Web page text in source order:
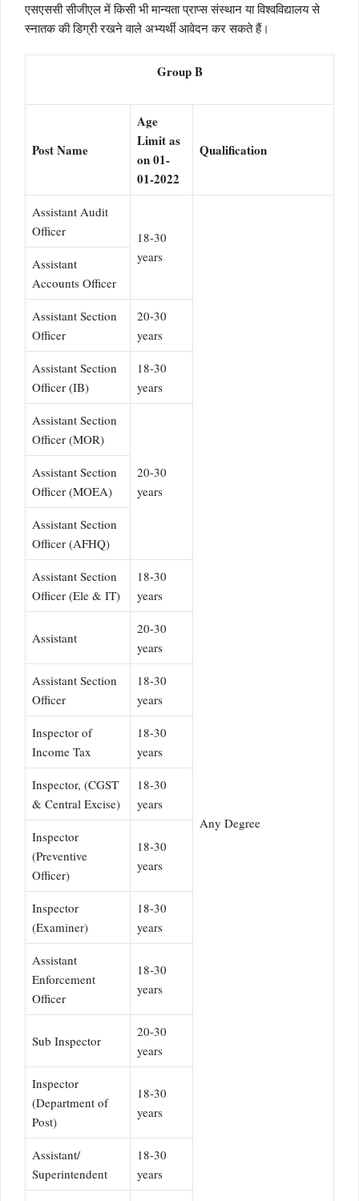
एसएससी सीजीएल में किसी भी मान्यता प्राप्स संस्थान या विश्वविद्यालय से
स्नातक की डिग्री रखने वाले अभ्यर्थी आवेदन कर सकते हैं।
Group B
Post Name
Age
Limit as
on 01-
01-2022
Qualification
Assistant Audit
Officer
18-30
years
Any Degree
Assistant
Accounts Officer
Assistant Section
Officer
20-30
years
Assistant Section
Officer (IB)
18-30
years
Assistant Section
Officer (MOR)
20-30
years
Assistant Section
Officer (MOEA)
Assistant Section
Officer (AFHQ)
Assistant Section
Officer (Ele & IT)
18-30
years
Assistant
20-30
years
Assistant Section
Officer
18-30
years
Inspector of
Income Tax
18-30
years
Inspector, (CGST
& Central Excise)
18-30
years
Inspector
(Preventive
Officer)
18-30
years
Inspector
(Examiner)
18-30
years
Assistant
Enforcement
Officer
18-30
years
Sub Inspector
20-30
years
Inspector
(Department of
Post)
18-30
years
Assistant/
Superintendent
18-30
years